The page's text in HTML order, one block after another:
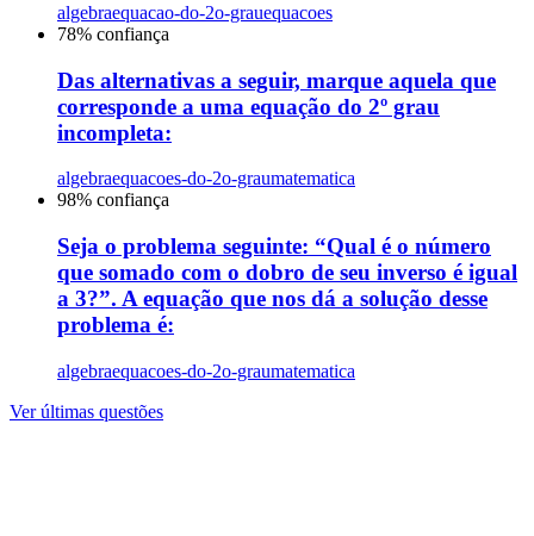
algebraequacao-do-2o-grauequacoes
78% confiança
Das alternativas a seguir, marque aquela que
corresponde a uma equação do 2º grau
incompleta:
algebraequacoes-do-2o-graumatematica
98% confiança
Seja o problema seguinte: “Qual é o número
que somado com o dobro de seu inverso é igual
a 3?”. A equação que nos dá a solução desse
problema é:
algebraequacoes-do-2o-graumatematica
Ver últimas questões